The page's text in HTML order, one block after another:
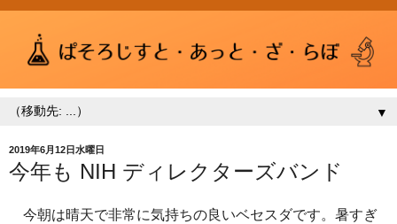
▼
2019年6月12日水曜日
今年も NIH ディレクターズバンド
今朝は晴天で非常に気持ちの良いベセスダです。暑すぎ